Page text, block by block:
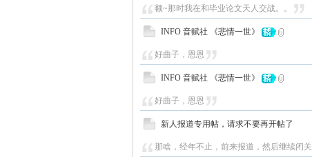
额~那时我在和毕业论文天人交战。。
INFO 音赋社 《悲情一世》
好曲子，恩恩
INFO 音赋社 《悲情一世》
好曲子，恩恩
新人报道专用帖，请求不要再开帖了
那啥，经年不止，前来报道，然后继续闭